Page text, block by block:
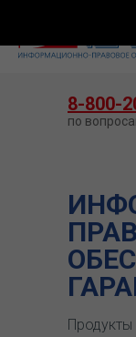
Продукты
8-800-
по